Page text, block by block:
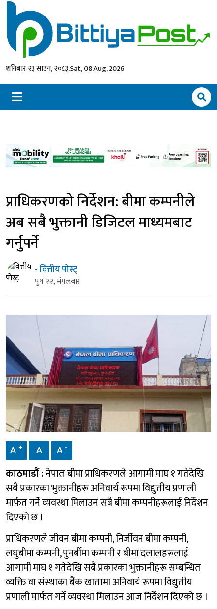
शनिबार २३ साउन, २०८३,Sat, 08 Aug, 2026
प्राधिकरणको निर्देशन: बीमा कम्पनीले
अब सबै भुक्तानी डिजिटल माध्यमबाट
गर्नुपर्ने
- वित्तीय पोस्ट्
पुष २२, मंगलबार
A + A A -
काठमाडौं :नेपाल बीमा प्राधिकरणले आगामी माघ १ गतेदेखि
सबै प्रकारका भुक्तानीहरू अनिवार्य रूपमा विद्युतीय प्रणाली
मार्फत गर्ने व्यवस्था मिलाउन सबै बीमा कम्पनीहरूलाई निर्देशन
दिएको छ ।
प्राधिकरणले जीवन बीमा कम्पनी, निर्जीवन बीमा कम्पनी,
लघुबीमा कम्पनी, पुनर्बीमा कम्पनी र बीमा दलालहरूलाई
आगामी माघ १ गतेदेखि सबै प्रकारका भुक्तानीहरू सम्बन्धित
व्यक्ति वा संस्थाका बैंक खातामा अनिवार्य रूपमा विद्युतीय
प्रणाली मार्फत गर्ने व्यवस्था मिलाउन आज निर्देशन दिएको छ ।